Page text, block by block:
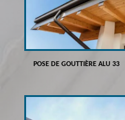
POSE DE GOUTTIÈRE ALU 33